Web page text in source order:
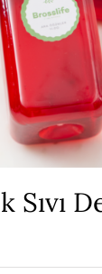
Sıvı